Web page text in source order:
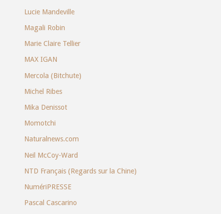
Lucie Mandeville
Magali Robin
Marie Claire Tellier
MAX IGAN
Mercola (Bitchute)
Michel Ribes
Mika Denissot
Momotchi
Naturalnews.com
Neil McCoy-Ward
NTD Français (Regards sur la Chine)
NumériPRESSE
Pascal Cascarino